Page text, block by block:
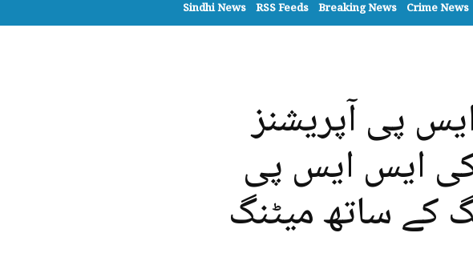
Sindhi News RSS Feeds Breaking News Crime News
پی آپریشنز
ایس ایس پی
کے ساتھ میٹنگ